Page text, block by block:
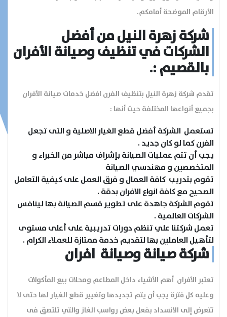
الأرقام الموضحة أمامكم.
شركة زهرة النيل من أفضل
الشركات في تنظيف وصيانة الأفران
بالقصيم :.
تقدم شركة زهرة النيل بتنظيف الفرن افضل خدمات صيانة الأفران
بجميع أنواعها المختلفة حيث أنها :
تستعمل الشركة أفضل قطع الغيار الاصلية و التى تجعل
الفرن كما لو كان جديد .
يجب أن تتم عمليات الصيانة بإشراف مباشر من الخبراء و
المتخصصين و مهندسي الصيانة
تقوم بتدريب كافة العمال و فرق العمل على كيفية التعامل
الصحيح مع كافة انواع الافران بدقة .
تقوم الشركة جاهدة على تطوير قسم الصيانة بها لينافس
الشركات العالمية .
تعمل شركتنا علي تنظم دورات تدريبية على أعلى مستوى
لتأهيل العاملين بها لتقديم خدمة ممتازة للعملاء الكرام .
شركة صيانة وصيانة افران
تعتبر الأفران أهم الأشياء داخل المطاعم ومحلات بيع المأكولات
وعليه كل فترة يجب أن يتم تجديدها وتغيير قطع الغيار لها حتى لا
تتعرض إلى الانسداد بفعل بعض رواسب الغاز والتي تلتصق فى
الرئيسية
تواصل معنا
الخدمات